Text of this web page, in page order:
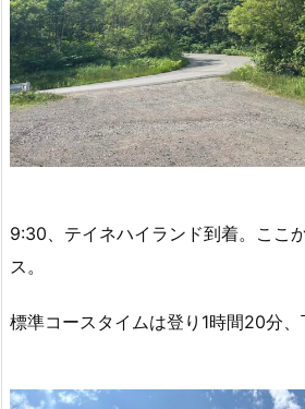
9:30、テイネハイランド到着。ここ
ス。
標準コースタイムは登り1時間20分、